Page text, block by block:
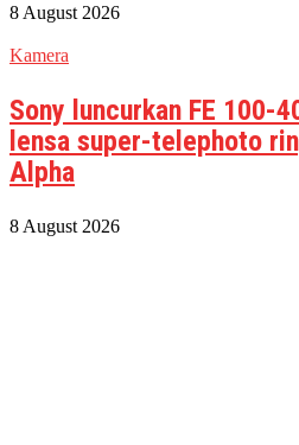
8 August 2026
Kamera
Sony luncurkan FE 100-
lensa super-telephoto
Alpha
8 August 2026